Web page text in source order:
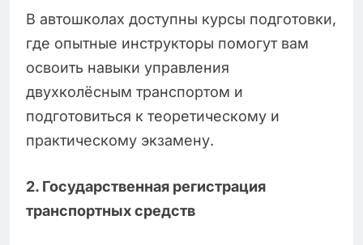
В автошколах доступны курсы подготовки,
где опытные инструкторы помогут вам
освоить навыки управления
двухколёсным транспортом и
подготовиться к теоретическому и
практическому экзамену.
2. Государственная регистрация
транспортных средств